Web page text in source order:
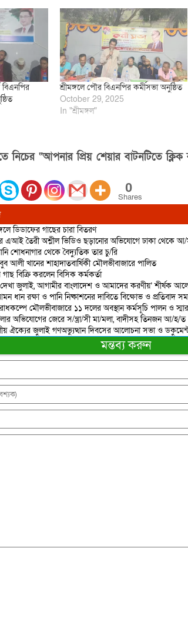
শ্রীমঙ্গলে পৌর বিএনপির কর্মীসভা অনুষ্ঠিত
October 29, 2025
In "শ্রীমঙ্গল"
নিচের “আপনার প্রিয় শেয়ার বাটনটিতে
0
Shares
ডিডাফের গাছের চারা বিতরণ
এআই তৈরী অশ্লীল ভিডিও ছড়ানোর অভিযোগে ঢাকা থেকে আ/
শোধনাগার থেকে বৈদ্যুতিক তার চু/রি
আলী খানের শাহাদাতবার্ষিকী মৌলভীবাজারে পালিত
গাছ বিক্রি করলেন বিসিক কর্মকর্তা
জুলাই, আগামীর বাংলাদেশ ও আমাদের করণীয়’ শীর্ষক
ধান রক্ষা ও পানি নিষ্কাশনের দাবিতে বিক্ষোভ ও প্রতিবাদ
মৌলভীবাজারে ১১ দলের অবস্থান কর্মসূচি পালন ও
অভিযোগের জেরে স/ন্ত্রা/সী মা/মলা, বাদীসহ তিনজন আ/হ/ত
ঐক্যের জুলাই গণঅভ্যুত্থান দিবসের আলোচনা সভা ও
মন্তব্য করুন